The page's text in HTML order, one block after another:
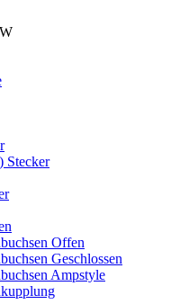
Stecker
Offen
Geschlossen
Ampstyle